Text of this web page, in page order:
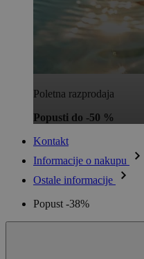
Poletna razprodaja
Popusti do -50 %
Kontakt
Informacije o nakupu
Ostale informacije
Popust -38%